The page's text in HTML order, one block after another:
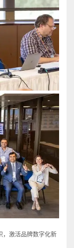
，激活品牌数字化新